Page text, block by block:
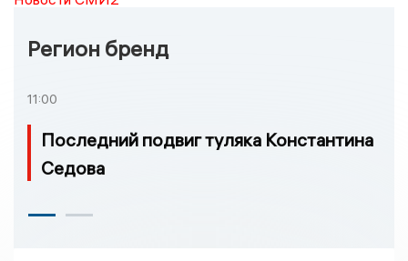
Регион бренд
11:00
Последний подвиг туляка Константина
Седова